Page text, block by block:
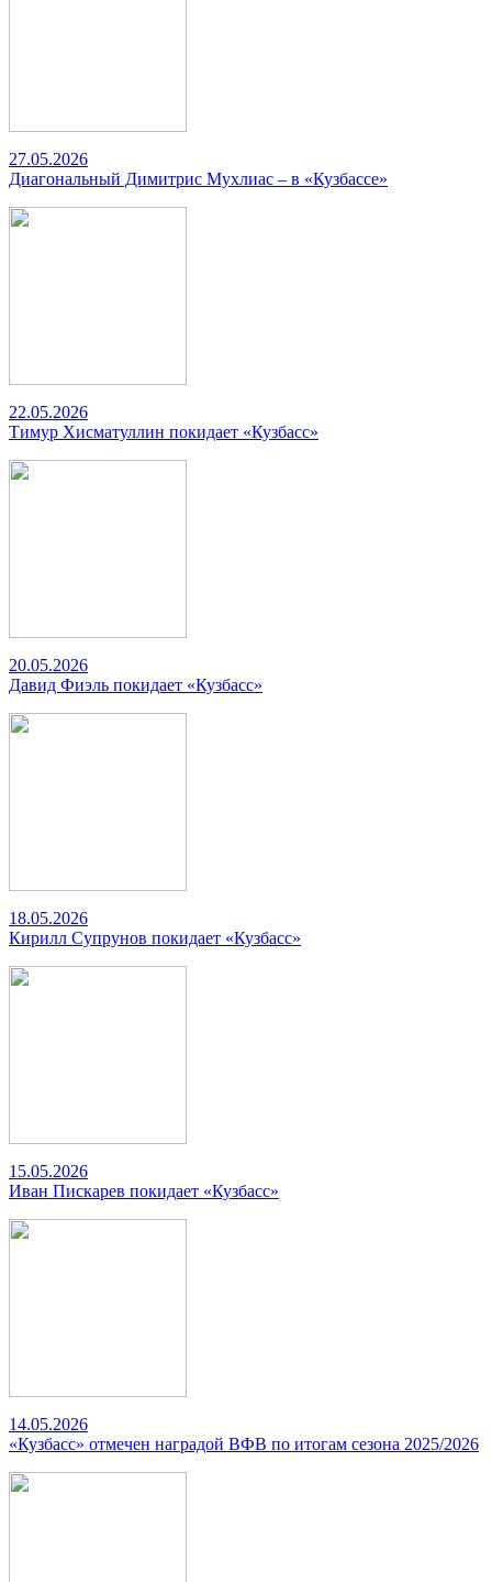
27.05.2026
Диагональный Димитрис Мухлиас – в «Кузбассе»
22.05.2026
Тимур Хисматуллин покидает «Кузбасс»
20.05.2026
Давид Фиэль покидает «Кузбасс»
18.05.2026
Кирилл Супрунов покидает «Кузбасс»
15.05.2026
Иван Пискарев покидает «Кузбасс»
14.05.2026
«Кузбасс» отмечен наградой ВФВ по итогам сезона 2025/2026